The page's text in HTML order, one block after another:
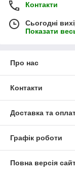
Контакти
Сьогодні
Показати
Про нас
Контакти
Доставка та
Графік роботи
Повна версія